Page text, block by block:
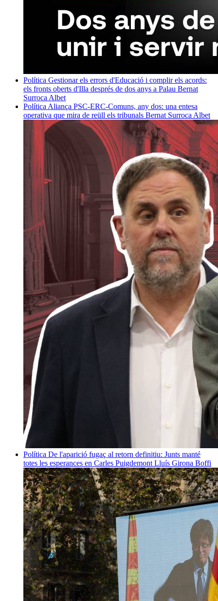
Política Gestionar els errors d'Educació i complir els acords:
els fronts oberts d'Illa després de dos anys a Palau Bernat
Surroca Albet
Política Aliança PSC-ERC-Comuns, any dos: una entesa
operativa que mira de reüll els tribunals Bernat Surroca Albet
Política De l'aparició fugaç al retorn definitiu: Junts manté
totes les esperances en Carles Puigdemont Lluís Girona Boffi